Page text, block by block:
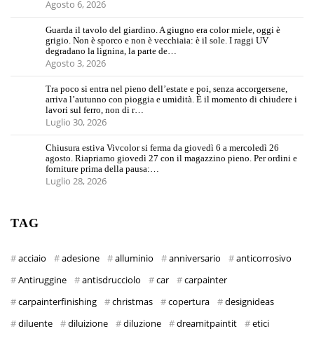
Agosto 6, 2026
Guarda il tavolo del giardino. A giugno era color miele, oggi è
grigio. Non è sporco e non è vecchiaia: è il sole. I raggi UV
degradano la lignina, la parte de…
Agosto 3, 2026
Tra poco si entra nel pieno dell’estate e poi, senza accorgersene,
arriva l’autunno con pioggia e umidità. È il momento di chiudere i
lavori sul ferro, non di r…
Luglio 30, 2026
Chiusura estiva Vivcolor si ferma da giovedì 6 a mercoledì 26
agosto. Riapriamo giovedì 27 con il magazzino pieno. Per ordini e
forniture prima della pausa:…
Luglio 28, 2026
TAG
acciaio adesione alluminio anniversario
anticorrosivo
Antiruggine
antisdrucciolo car
carpainter
carpainterfinishing
christmas copertura
designideas
diluente
diluizione diluzione dreamitpaintit
etici